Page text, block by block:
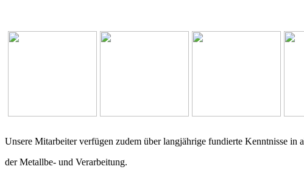
Unsere Mitarbeiter verfügen zudem über langjährige fundierte Kenntnisse in
der Metallbe- und Verarbeitung.